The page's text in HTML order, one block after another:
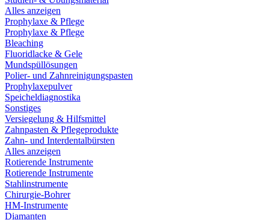
Alles anzeigen
Prophylaxe & Pflege
Prophylaxe & Pflege
Bleaching
Fluoridlacke & Gele
Mundspüllösungen
Polier- und Zahnreinigungspasten
Prophylaxepulver
Speicheldiagnostika
Sonstiges
Versiegelung & Hilfsmittel
Zahnpasten & Pflegeprodukte
Zahn- und Interdentalbürsten
Alles anzeigen
Rotierende Instrumente
Rotierende Instrumente
Stahlinstrumente
Chirurgie-Bohrer
HM-Instrumente
Diamanten